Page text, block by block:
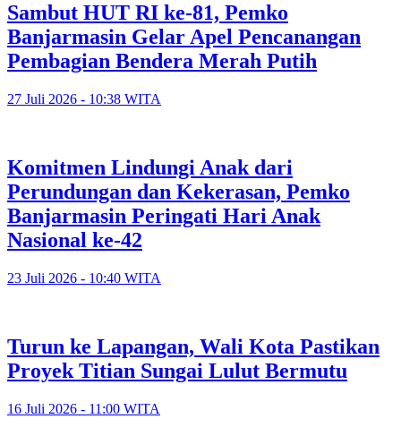
Sambut HUT RI ke-81, Pemko
Banjarmasin Gelar Apel Pencanangan
Pembagian Bendera Merah Putih
27 Juli 2026 - 10:38 WITA
Komitmen Lindungi Anak dari
Perundungan dan Kekerasan, Pemko
Banjarmasin Peringati Hari Anak
Nasional ke-42
23 Juli 2026 - 10:40 WITA
Turun ke Lapangan, Wali Kota Pastikan
Proyek Titian Sungai Lulut Bermutu
16 Juli 2026 - 11:00 WITA